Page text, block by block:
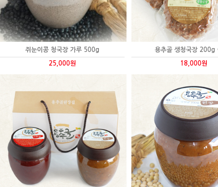
쥐눈이콩 청국장 가루 500g
25,000원
용추골 생청국장 200g
18,000원